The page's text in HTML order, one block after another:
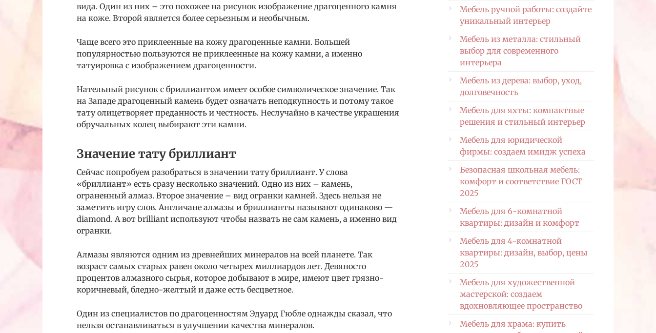
вида. Один из них – это похожее на рисунок изображение драгоценного камня
на коже. Второй является более серьезным и необычным.
Чаще всего это приклеенные на кожу драгоценные камни. Большей
популярностью пользуются не приклеенные на кожу камни, а именно
татуировка с изображением драгоценности.
Нательный рисунок с бриллиантом имеет особое символическое значение. Так
на Западе драгоценный камень будет означать неподкупность и потому такое
тату олицетворяет преданность и честность. Неслучайно в качестве украшения
обручальных колец выбирают эти камни.
Значение тату бриллиант
Сейчас попробуем разобраться в значении тату бриллиант. У слова
«бриллиант» есть сразу несколько значений. Одно из них – камень,
ограненный алмаз. Второе значение – вид огранки камней. Здесь нельзя не
заметить игру слов. Англичане алмазы и бриллианты называют одинаково —
diamond. А вот brilliant используют чтобы назвать не сам камень, а именно вид
огранки.
Алмазы являются одним из древнейших минералов на всей планете. Так
возраст самых старых равен около четырех миллиардов лет. Девяносто
процентов алмазного сырья, которое добывают в мире, имеют цвет грязно-
коричневый, бледно-желтый и даже есть бесцветное.
Один из специалистов по драгоценностям Эдуард Гюбле однажды сказал, что
нельзя останавливаться в улучшении качества минералов.
Мебель ручной работы: создайте
уникальный интерьер
Мебель из металла: стильный
выбор для современного
интерьера
Мебель из дерева: выбор, уход,
долговечность
Мебель для яхты: компактные
решения и стильный интерьер
Мебель для юридической
фирмы: создаем имидж успеха
Безопасная школьная мебель:
комфорт и соответствие ГОСТ
2025
Мебель для 6-комнатной
квартиры: дизайн и комфорт
Мебель для 4-комнатной
квартиры: дизайн, выбор, цены
2025
Мебель для художественной
мастерской: создаем
вдохновляющее пространство
Мебель для храма: купить